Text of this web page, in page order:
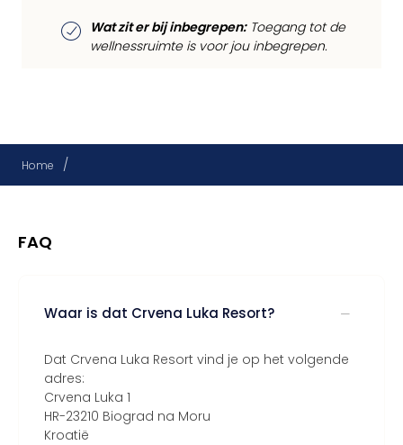
Wat zit er bij inbegrepen:Toegang tot de
wellnessruimte is voor jou inbegrepen.
Home /
FAQ
Waar is dat Crvena Luka Resort?
Dat Crvena Luka Resort vind je op het volgende
adres:
Crvena Luka 1
HR-23210 Biograd na Moru
Kroatië